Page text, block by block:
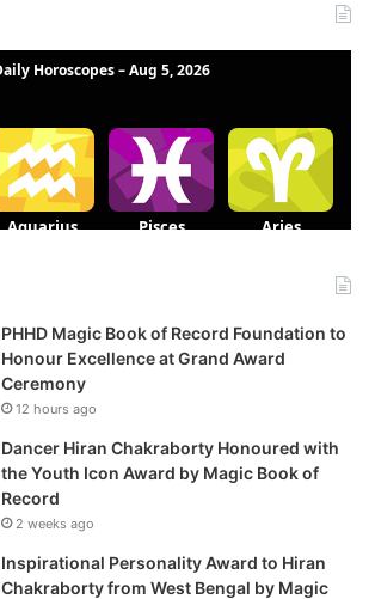
PHHD Magic Book of Record Foundation to
Honour Excellence at Grand Award
Ceremony
12 hours ago
Dancer Hiran Chakraborty Honoured with
the Youth Icon Award by Magic Book of
Record
2 weeks ago
Inspirational Personality Award to Hiran
Chakraborty from West Bengal by Magic